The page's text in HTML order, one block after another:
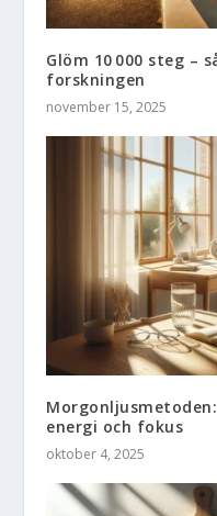
Glöm 10 000 steg –
forskningen
november 15, 2025
energi och fokus
oktober 4, 2025